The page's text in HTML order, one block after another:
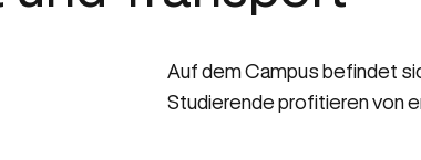
Auf dem Campus befindet
Studierende profitieren von